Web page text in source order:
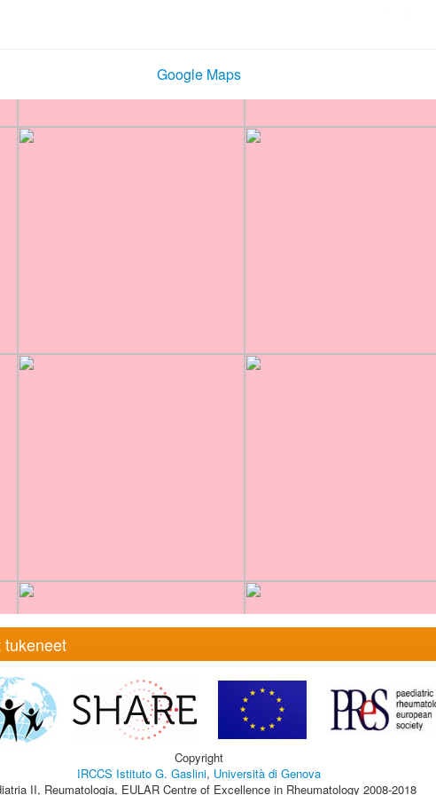
Google Maps
tukeneet
Copyright
IRCCS Istituto G. Gaslini, Università di Genova
II, Reumatologia, EULAR Centre of Excellence in Rheumatology 2008-2018